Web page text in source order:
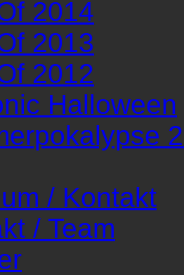
2014
2013
2012
Halloween
/ Kontakt
/ Team